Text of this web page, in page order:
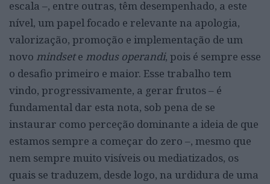
escala –, entre outras, têm desempenhado, a este
nível, um papel focado e relevante na apologia,
valorização, promoção e implementação de um
novo mindsete modus operandi, pois é sempre esse
o desafio primeiro e maior. Esse trabalho tem
vindo, progressivamente, a gerar frutos – é
fundamental dar esta nota, sob pena de se
instaurar como perceção dominante a ideia de que
estamos sempre a começar do zero –, mesmo que
nem sempre muito visíveis ou mediatizados, os
quais se traduzem, desde logo, na urdidura de uma